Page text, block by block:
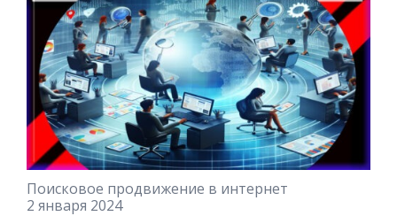
Поисковое продвижение в интернет
2 января 2024